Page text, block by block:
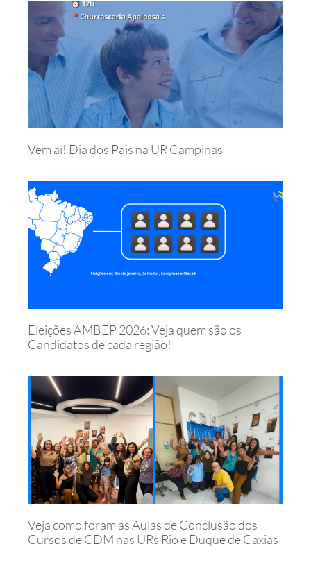
Vem aí! Dia dos Pais na UR Campinas
Eleições AMBEP 2026: Veja quem são os
Candidatos de cada região!
Veja como foram as Aulas de Conclusão dos
Cursos de CDM nas URs Rio e Duque de Caxias